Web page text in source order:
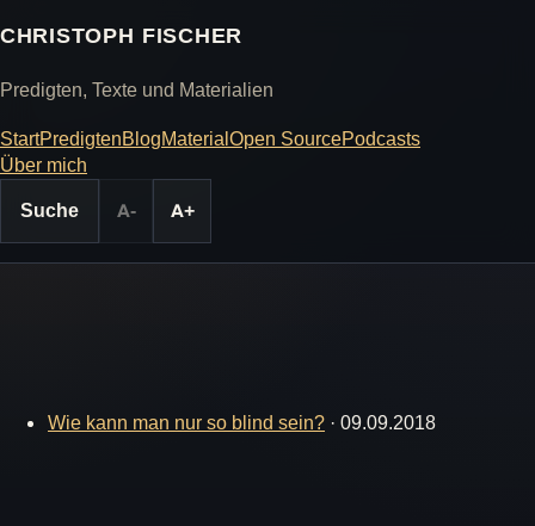
CHRISTOPH FISCHER
Predigten, Texte und Materialien
StartPredigtenBlogMaterialOpen SourcePodcasts
Über mich
Suche
A- A+
Wie kann man nur so blind sein? · 09.09.2018